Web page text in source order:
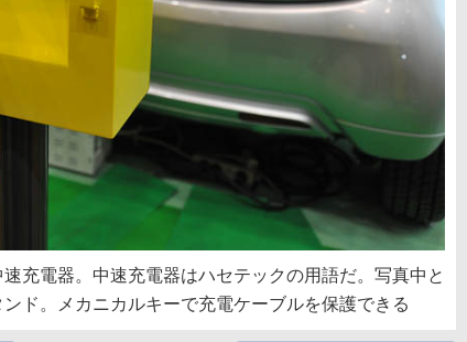
充電器。中速充電器はハセテックの用語だ。写真中と
ド。メカニカルキーで充電ケーブルを保護できる